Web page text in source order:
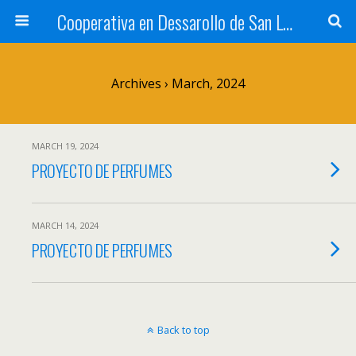
Cooperativa en Dessarollo de San Luis
Archives › March, 2024
MARCH 19, 2024
PROYECTO DE PERFUMES
MARCH 14, 2024
PROYECTO DE PERFUMES
Back to top